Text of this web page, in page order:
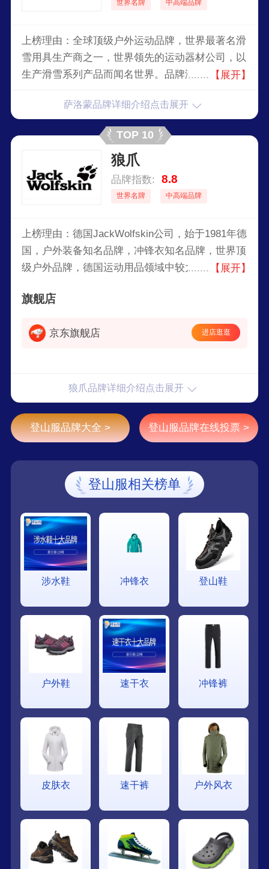
世界名牌 中高端品牌
上榜理由：全球顶级户外运动品牌，世界最著名滑
雪用具生产商之一，世界领先的运动器材公司，以
生产滑雪系列产品而闻名世界。品牌涵盖滑雪、越
其创新设计、卓越性能和耐用性深受全球户外爱好
【展开】
萨洛蒙品牌详细介绍点击展开
TOP 10
狼爪
品牌指数: 8.8
世界名牌 中高端品牌
上榜理由：德国JackWolfskin公司，始于1981年德
国，户外装备知名品牌，冲锋衣知名品牌，世界顶
级户外品牌，德国运动用品领域中较大的特许经营
件驰名全球。
【展开】
旗舰店
京东旗舰店 进店逛逛
狼爪品牌详细介绍点击展开
登山服品牌大全 > 登山服品牌在线投票 >
登山服相关榜单
涉水鞋 冲锋衣 登山鞋
户外鞋 速干衣 冲锋裤
皮肤衣 速干裤 户外风衣